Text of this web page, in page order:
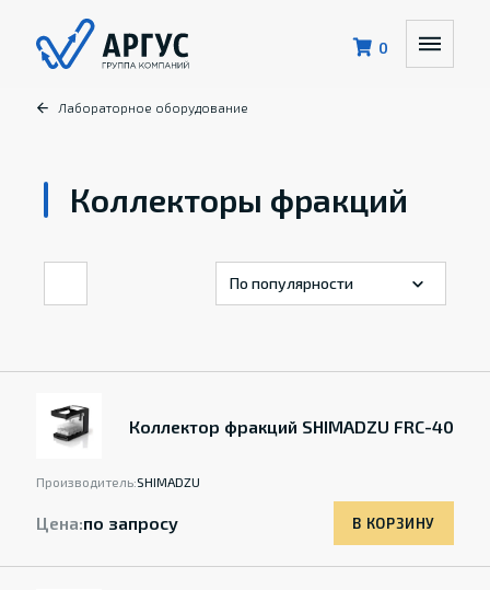
0
Лабораторное оборудование
Коллекторы фракций
Коллектор фракций SHIMADZU FRC-40
Производитель:SHIMADZU
Цена:по запросу В КОРЗИНУ